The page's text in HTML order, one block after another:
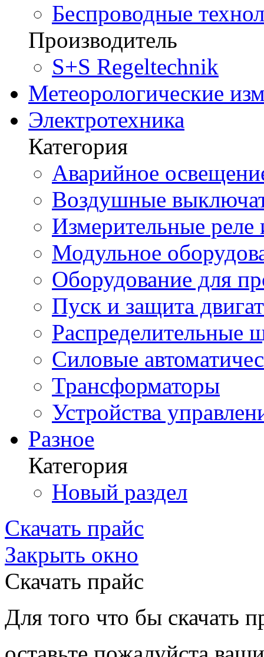
Беспроводные
Производитель
S+S Regeltechnik
Метеорологические
Электротехника
Категория
Аварийное
Воздушные
Измерительные реле
Модульное
Оборудование для
Пуск и защита
Распределительные
Силовые
Трансформаторы
Устройства
Разное
Категория
Новый раздел
Скачать прайс
Закрыть окно
Скачать прайс
Для того что бы скачать